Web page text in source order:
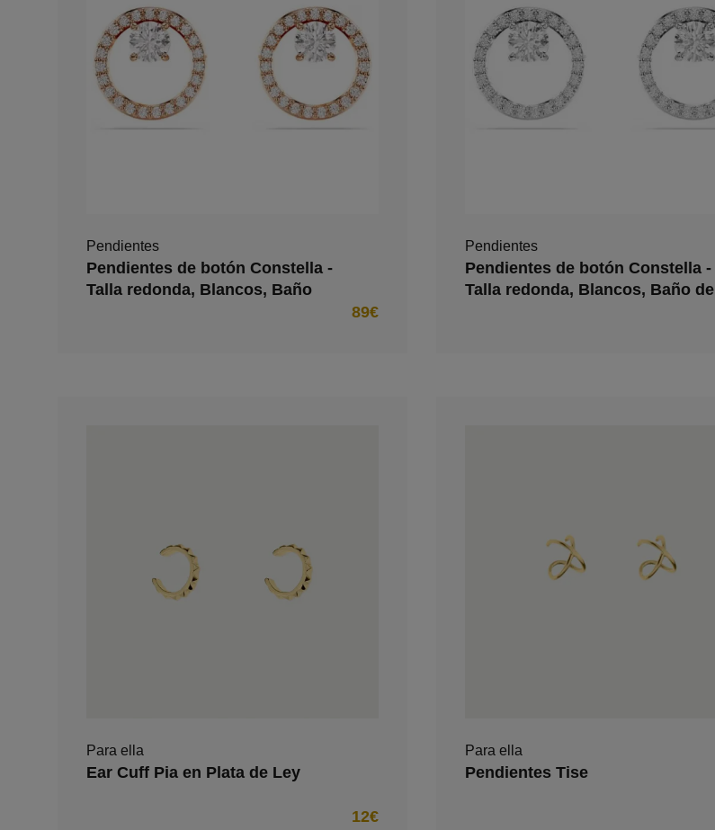
Pendientes
Pendientes de botón Constella -
Talla redonda, Blancos, Baño
89€
Pendientes
Pendientes de botón Constella -
Talla redonda, Blancos, Baño de
Para ella
Ear Cuff Pia en Plata de Ley
12€
Para ella
Pendientes Tise